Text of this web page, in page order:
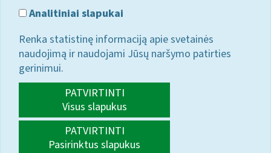
Analitiniai slapukai
Renka statistinę informaciją apie svetainės
naudojimą ir naudojami Jūsų naršymo patirties
gerinimui.
PATVIRTINTI
Visus slapukus
PATVIRTINTI
Pasirinktus slapukus